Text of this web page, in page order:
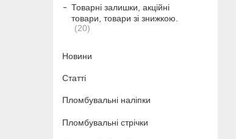
Товарні залишки, акційні
товари, товари зі знижкою.
20
Новини
Статті
Пломбувальні наліпки
Пломбувальні стрічки